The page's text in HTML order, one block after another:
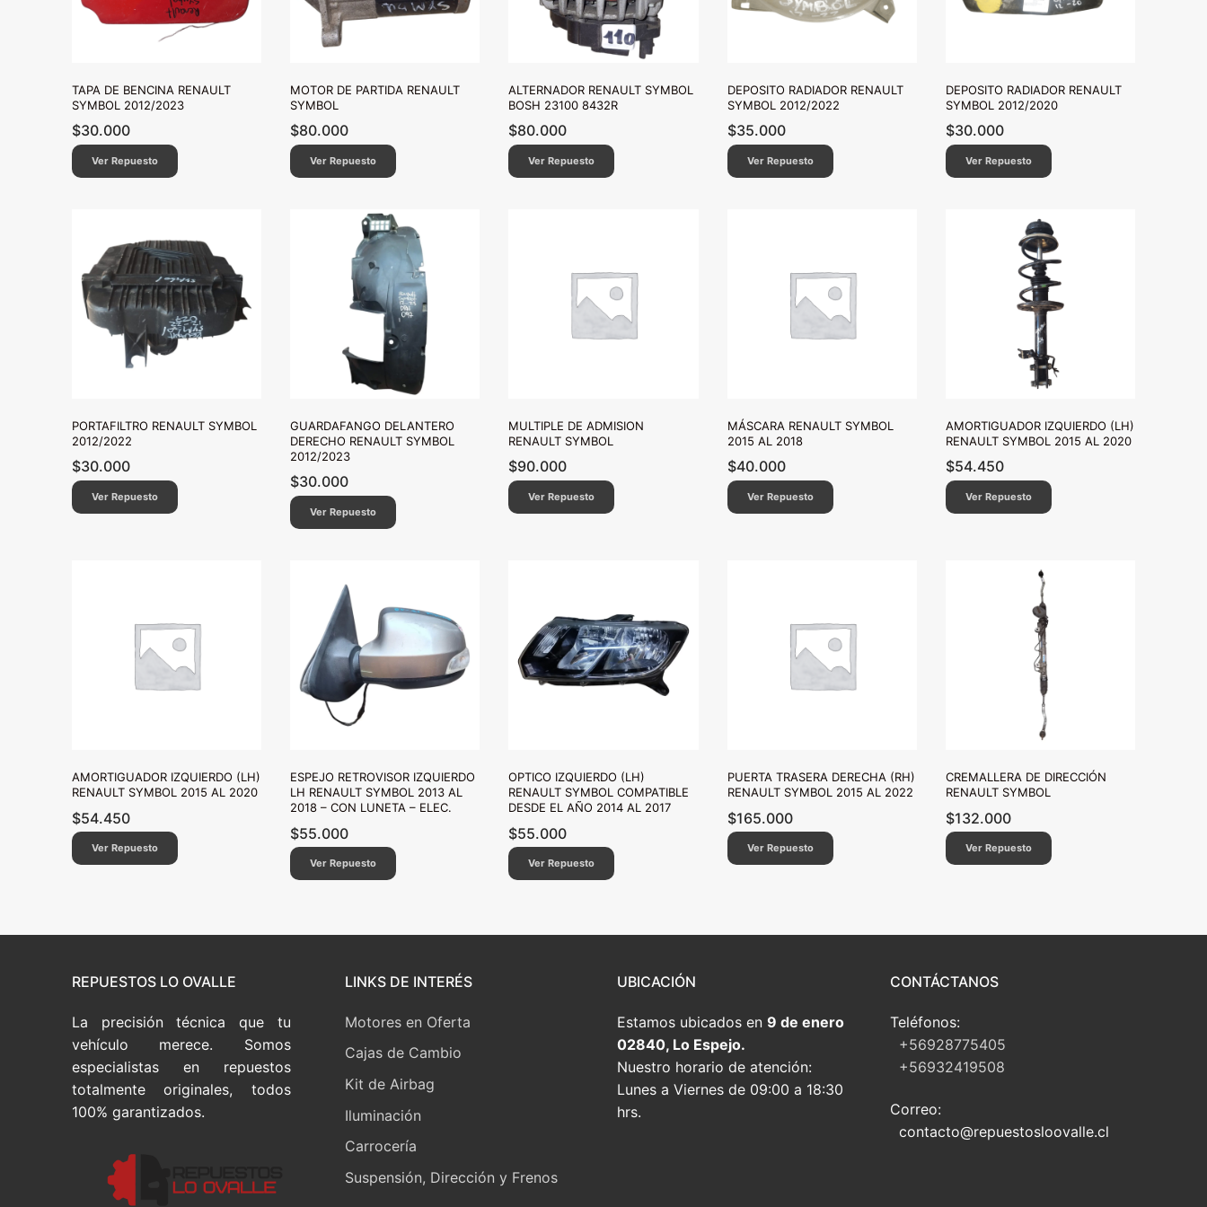
TAPA DE BENCINA RENAULT
SYMBOL 2012/2023
$30.000
Ver Repuesto
MOTOR DE PARTIDA RENAULT
SYMBOL
$80.000
Ver Repuesto
ALTERNADOR RENAULT SYMBOL
BOSH 23100 8432R
$80.000
Ver Repuesto
DEPOSITO RADIADOR RENAULT
SYMBOL 2012/2022
$35.000
Ver Repuesto
DEPOSITO RADIADOR RENAULT
SYMBOL 2012/2020
$30.000
Ver Repuesto
PORTAFILTRO RENAULT SYMBOL
2012/2022
$30.000
Ver Repuesto
GUARDAFANGO DELANTERO
DERECHO RENAULT SYMBOL
2012/2023
$30.000
Ver Repuesto
MULTIPLE DE ADMISION
RENAULT SYMBOL
$90.000
Ver Repuesto
MÁSCARA RENAULT SYMBOL
2015 AL 2018
$40.000
Ver Repuesto
AMORTIGUADOR IZQUIERDO (LH)
RENAULT SYMBOL 2015 AL 2020
$54.450
Ver Repuesto
AMORTIGUADOR IZQUIERDO (LH)
RENAULT SYMBOL 2015 AL 2020
$54.450
Ver Repuesto
ESPEJO RETROVISOR IZQUIERDO
LH RENAULT SYMBOL 2013 AL
2018 – CON LUNETA – ELEC.
$55.000
Ver Repuesto
OPTICO IZQUIERDO (LH)
RENAULT SYMBOL COMPATIBLE
DESDE EL AÑO 2014 AL 2017
$55.000
Ver Repuesto
PUERTA TRASERA DERECHA (RH)
RENAULT SYMBOL 2015 AL 2022
$165.000
Ver Repuesto
CREMALLERA DE DIRECCIÓN
RENAULT SYMBOL
$132.000
Ver Repuesto
REPUESTOS LO OVALLE
La precisión técnica que tu
vehículo merece. Somos
especialistas en repuestos
totalmente originales, todos
100% garantizados.
LINKS DE INTERÉS
Motores en Oferta
Cajas de Cambio
Kit de Airbag
Iluminación
Carrocería
Suspensión, Dirección y Frenos
UBICACIÓN
Estamos ubicados en 9 de enero
02840, Lo Espejo.
Nuestro horario de atención:
Lunes a Viernes de 09:00 a 18:30
hrs.
CONTÁCTANOS
Teléfonos:
+56928775405
+56932419508
Correo:
contacto@repuestosloovalle.cl